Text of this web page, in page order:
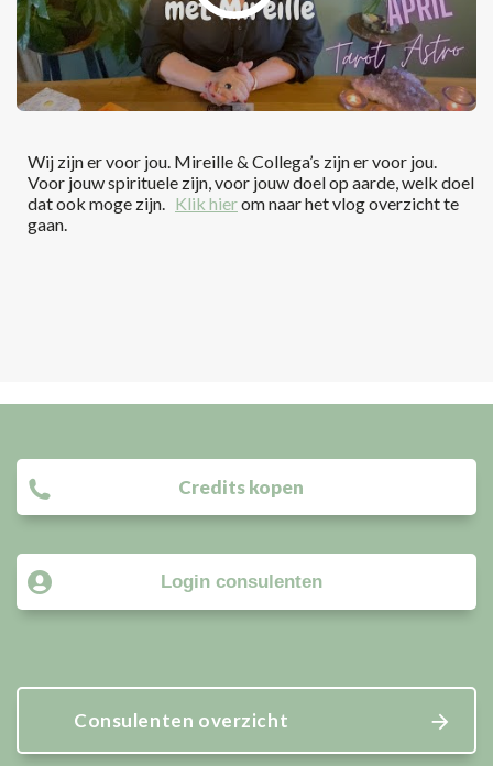
Wij zijn er voor jou. Mireille & Collega’s zijn er voor jou.
Voor jouw spirituele zijn, voor jouw doel op aarde, welk doel
dat ook moge zijn. Klik hierom naar het vlog overzicht te
gaan.
Credits kopen
Login consulenten
Consulenten overzicht